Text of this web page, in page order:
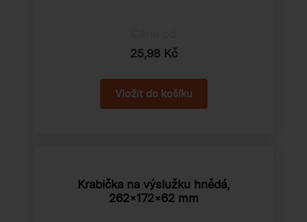
25,98 Kč
Krabička na výslužku hnědá,
262×172×62 mm